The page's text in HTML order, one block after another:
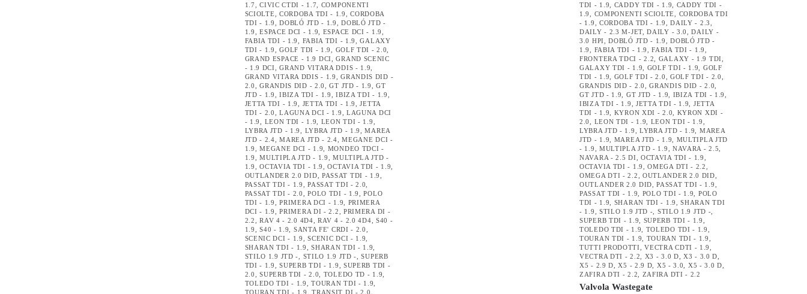
1.7
,CIVIC CTDI - 1.7
COMPONENTI
SCIOLTE
CORDOBA TDI - 1.9 ,CORDOBA
TDI - 1.9
,DOBLÓ JTD - 1.9 ,DOBLÓ JTD -
1.9
,ESPACE DCI - 1.9 ESPACE DCI - 1.9
FABIA TDI - 1.9
FABIA TDI - 1.9 ,GALAXY
TDI - 1.9
,GOLF TDI - 1.9 GOLF TDI - 2.0
GRAND ESPACE - 1.9 DCI
,GRAND SCENIC
- 1.9 DCI
,GRAND VITARA DDIS - 1.9
GRAND VITARA DDIS - 1.9
,GRANDIS DID -
2.0
,GRANDIS DID - 2.0 ,GT JTD - 1.9 ,GT
JTD - 1.9
,IBIZA TDI - 1.9 ,IBIZA TDI - 1.9
JETTA TDI - 1.9
JETTA TDI - 1.9 ,JETTA
TDI - 2.0
,LAGUNA DCI - 1.9
LAGUNA DCI
- 1.9
LEON TDI - 1.9 LEON TDI - 1.9
LYBRA JTD - 1.9
LYBRA JTD - 1.9 ,MAREA
JTD - 2.4 ,MAREA JTD - 2.4 ,MEGANE DCI -
1.9
,MEGANE DCI - 1.9
MONDEO TDCI -
1.9
,MULTIPLA JTD - 1.9 ,MULTIPLA JTD -
1.9
,OCTAVIA TDI - 1.9 ,OCTAVIA TDI - 1.9
OUTLANDER 2.0 DID
PASSAT TDI - 1.9
PASSAT TDI - 1.9
,PASSAT TDI - 2.0
PASSAT TDI - 2.0
,POLO TDI - 1.9 ,POLO
TDI - 1.9
,PRIMERA DCI - 1.9
PRIMERA
DCI - 1.9
,PRIMERA DI - 2.2
PRIMERA DI -
2.2
,RAV 4 - 2.0 4D4 ,RAV 4 - 2.0 4D4
S40 -
1.9
,S40 - 1.9 SANTA FE' CRDI - 2.0
SCENIC DCI - 1.9
,SCENIC DCI - 1.9
SHARAN TDI - 1.9
,SHARAN TDI - 1.9
STILO 1.9 JTD -
STILO 1.9 JTD - ,SUPERB
TDI - 1.9
,SUPERB TDI - 1.9
SUPERB TDI -
2.0
,SUPERB TDI - 2.0 TOLEDO TD - 1.9
TOLEDO TDI - 1.9
,TOURAN TDI - 1.9
TOURAN TDI - 1.9
,TRANSIT DI - 2.0
TDI - 1.9
CADDY TDI - 1.9
CADDY TDI -
1.9
COMPONENTI SCIOLTE
CORDOBA TDI
- 1.9
CORDOBA TDI - 1.9 ,DAILY - 2.3
DAILY - 2.3 M-JET,DAILY - 3.0 ,DAILY -
3.0 HPI
,DOBLÓ JTD - 1.9 ,DOBLÓ JTD -
1.9
FABIA TDI - 1.9 ,FABIA TDI - 1.9
FRONTERA TDCI - 2.2
GALAXY - 1.9 TDI
GALAXY TDI - 1.9
GOLF TDI - 1.9
GOLF
TDI - 1.9
GOLF TDI - 2.0 GOLF TDI - 2.0
GRANDIS DID - 2.0
,GRANDIS DID - 2.0
GT JTD - 1.9
GT JTD - 1.9 IBIZA TDI - 1.9
IBIZA TDI - 1.9
JETTA TDI - 1.9
JETTA
TDI - 1.9
KYRON XDI - 2.0
KYRON XDI -
2.0
LEON TDI - 1.9 LEON TDI - 1.9
LYBRA JTD - 1.9
LYBRA JTD - 1.9
MAREA
JTD - 1.9
MAREA JTD - 1.9
MULTIPLA JTD
- 1.9
MULTIPLA JTD - 1.9 NAVARA - 2.5
NAVARA - 2.5 DI
OCTAVIA TDI - 1.9
OCTAVIA TDI - 1.9
,OMEGA DTI - 2.2
OMEGA DTI - 2.2
OUTLANDER 2.0 DID
OUTLANDER 2.0 DID ,PASSAT TDI - 1.9
PASSAT TDI - 1.9
POLO TDI - 1.9
POLO
TDI - 1.9
SHARAN TDI - 1.9 ,SHARAN TDI
- 1.9
STILO 1.9 JTD - STILO 1.9 JTD -
SUPERB TDI - 1.9
SUPERB TDI - 1.9
TOLEDO TDI - 1.9
TOLEDO TDI - 1.9
TOURAN TDI - 1.9
TOURAN TDI - 1.9
TUTTI PRODOTTI
,VECTRA CDTI - 1.9
VECTRA DTI - 2.2
X3 - 3.0 D ,X3 - 3.0 D
X5 - 2.9 D ,X5 - 2.9 D X5 - 3.0 X5 - 3.0 D
ZAFIRA DTI - 2.2
ZAFIRA DTI - 2.2
Valvola Wastegate